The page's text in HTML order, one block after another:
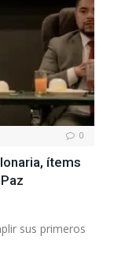
0
ítems
sus primeros